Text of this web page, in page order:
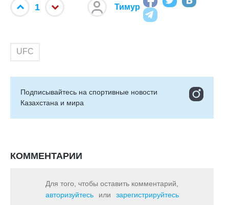
1 Тимур
UFC
Подписывайтесь на cпортивные новости
Казахстана и мира
КОММЕНТАРИИ
Для того, чтобы оставить комментарий,
авторизуйтесь
или зарегистрируйтесь